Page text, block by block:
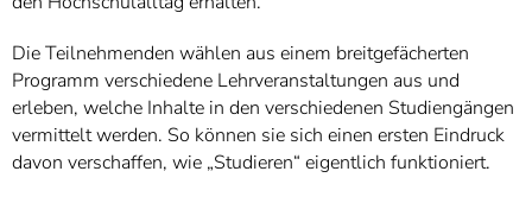
Die Teilnehmenden wählen aus einem breitgefächerten
Programm verschiedene Lehrveranstaltungen aus und
erleben, welche Inhalte in den verschiedenen Studiengängen
vermittelt werden. So können sie sich einen ersten Eindruck
davon verschaffen, wie „Studieren“ eigentlich funktioniert.